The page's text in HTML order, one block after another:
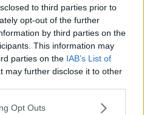
to third parties prior to
opt-out of the further
by third parties on the
This information may
parties on the IAB’s List of
may further disclose it to other
uses one or more Google
Opt Outs
chefandet mot rallydepån
myndigheten
är Gullringen"